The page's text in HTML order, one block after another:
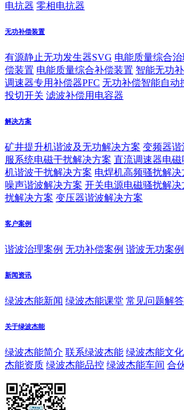
电抗器 零相电抗器
无功补偿装置
有源静止无功发生器SVG 电能质量综合
偿装置 电能质量综合补偿装置 智能无功
调速器专用补偿器PFC 无功补偿智能自动
投切开关 滤波补偿用电容器
解决方案
矿井提升机谐波及无功解决方案 变频器谐
服系统电磁干扰解决方案 直流调速器电
机谐波干扰解决方案 电焊机高频骚扰解决
噪声谐波解决方案 开关电源电磁骚扰解决
扰解决方案 变压器谐波解决方案
客户案例
谐波治理案例 无功补偿案例 谐波无功案例
新闻资讯
绿波杰能新闻 绿波杰能课堂 常见问题解答
关于绿波杰能
绿波杰能简介 联系绿波杰能 绿波杰能文化
杰能资质 绿波杰能品控 绿波杰能车间 合